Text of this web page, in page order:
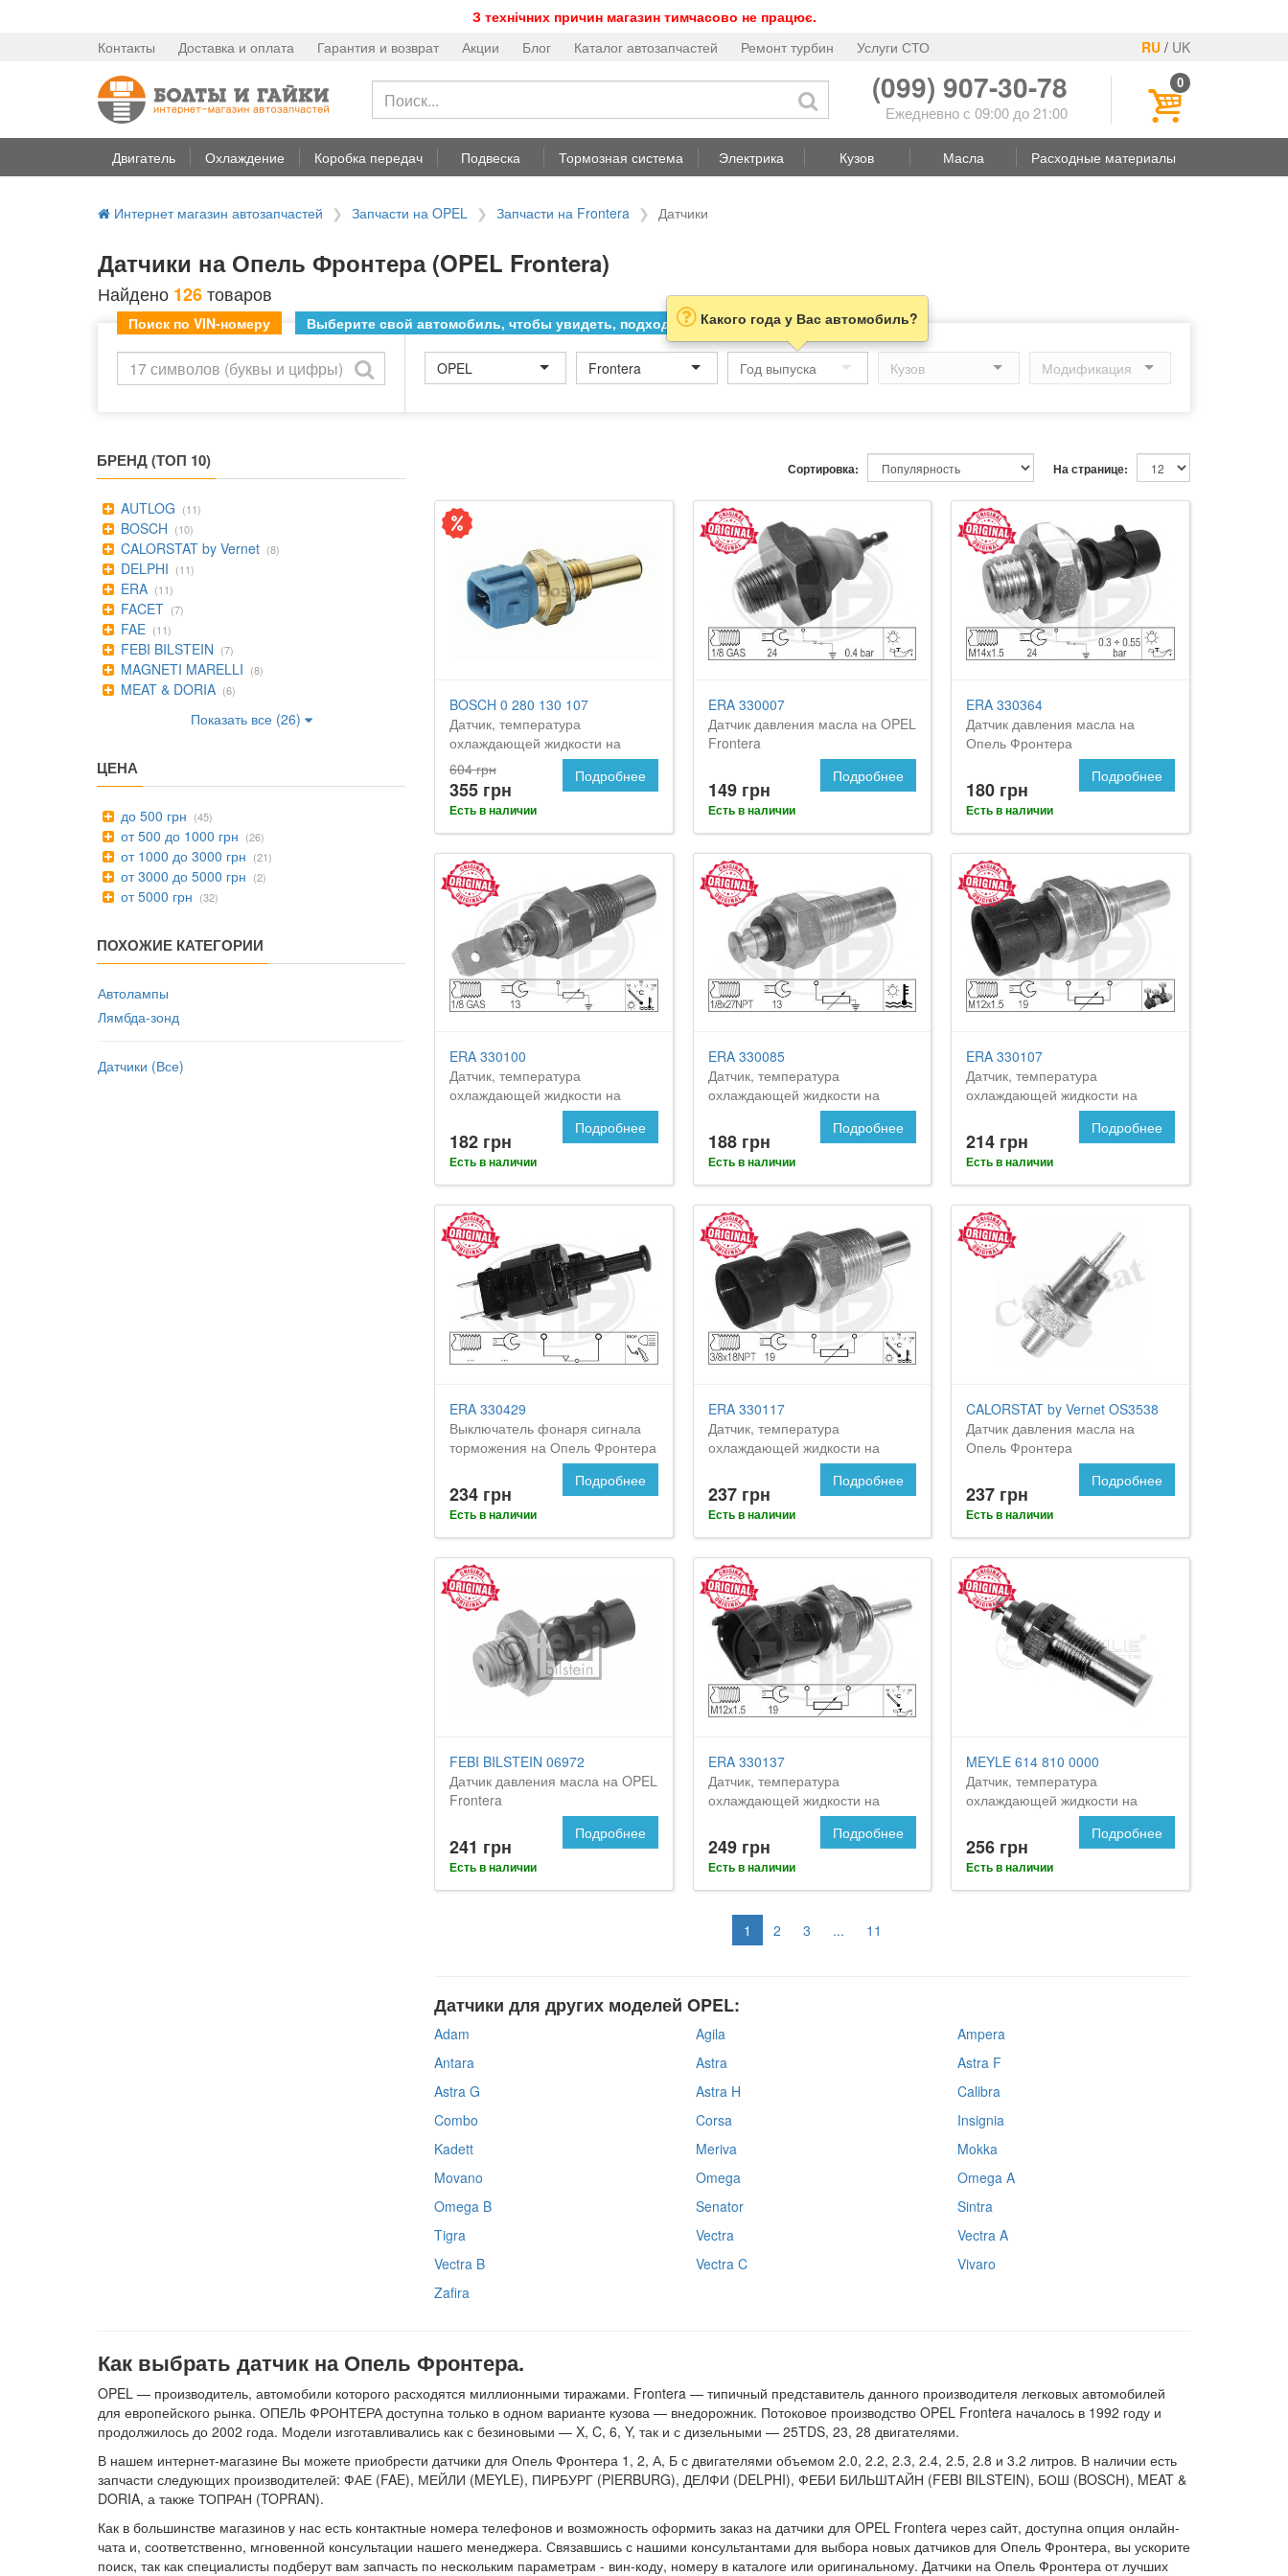
З технічних причин магазин тимчасово не працює.
RU / UK
Контакты Доставка и оплата Гарантия и возврат Акции Блог Каталог автозапчастей Ремонт турбин Услуги СТО
(099) 907-30-78
Ежедневно с 09:00 до 21:00
0
Двигатель Охлаждение Коробка передач Подвеска Тормозная система Электрика Кузов Масла Расходные материалы
Интернет магазин автозапчастей Запчасти на OPEL Запчасти на Frontera Датчики
Датчики на Опель Фронтера (OPEL Frontera)
Найдено 126товаров
Поиск по VIN-номеру Выберите свой автомобиль, чтобы увидеть, подходит ли товар к нему
OPEL Frontera
Какого года у Вас автомобиль?
БРЕНД (ТОП 10)
AUTLOG (11)
BOSCH (10)
CALORSTAT by Vernet (8)
DELPHI (11)
ERA (11)
FACET (7)
FAE (11)
FEBI BILSTEIN (7)
MAGNETI MARELLI (8)
MEAT & DORIA (6)
Показать все (26)
ЦЕНА
до 500 грн (45)
от 500 до 1000 грн (26)
от 1000 до 3000 грн (21)
от 3000 до 5000 грн (2)
от 5000 грн (32)
ПОХОЖИЕ КАТЕГОРИИ
Автолампы
Лямбда-зонд
Датчики (Все)
На странице:
Сортировка:
BOSCH 0 280 130 107
Датчик, температура
охлаждающей жидкости на
Опель Фронтера
604 грн
355 грн
Есть в наличии
Подробнее
ERA 330007
Датчик давления масла на OPEL
Frontera
149 грн
Есть в наличии
Подробнее
ERA 330364
Датчик давления масла на
Опель Фронтера
180 грн
Есть в наличии
Подробнее
ERA 330100
Датчик, температура
охлаждающей жидкости на
182 грн
Есть в наличии
Подробнее
ERA 330085
Датчик, температура
охлаждающей жидкости на
188 грн
Есть в наличии
Подробнее
ERA 330107
Датчик, температура
охлаждающей жидкости на
214 грн
Есть в наличии
Подробнее
ERA 330429
Выключатель фонаря сигнала
торможения на Опель Фронтера
234 грн
Есть в наличии
Подробнее
ERA 330117
Датчик, температура
охлаждающей жидкости на
237 грн
Есть в наличии
Подробнее
CALORSTAT by Vernet OS3538
Датчик давления масла на
Опель Фронтера
237 грн
Есть в наличии
Подробнее
FEBI BILSTEIN 06972
Датчик давления масла на OPEL
Frontera
241 грн
Есть в наличии
Подробнее
ERA 330137
Датчик, температура
охлаждающей жидкости на
249 грн
Есть в наличии
Подробнее
MEYLE 614 810 0000
Датчик, температура
охлаждающей жидкости на
256 грн
Есть в наличии
Подробнее
1 2 3 ... 11
Датчики для других моделей OPEL:
Adam Agila
Ampera
Antara
Astra
Astra F
Astra G
Astra H
Calibra
Combo
Corsa
Insignia
Kadett
Meriva
Mokka
Movano
Omega
Omega A
Omega B
Senator
Sintra
Tigra
Vectra
Vectra A
Vectra B
Vectra C
Vivaro
Zafira
Как выбрать датчик на Опель Фронтера.
OPEL — производитель, автомобили которого расходятся миллионными тиражами. Frontera — типичный представитель данного производителя легковых автомобилей
для европейского рынка. ОПЕЛЬ ФРОНТЕРА доступна только в одном варианте кузова — внедорожник. Потоковое производство OPEL Frontera началось в 1992 году и
продолжилось до 2002 года. Модели изготавливались как с безиновыми — X, C, 6, Y, так и с дизельными — 25TDS, 23, 28 двигателями.
В нашем интернет-магазине Вы можете приобрести датчики для Опель Фронтера 1, 2, А, Б с двигателями объемом 2.0, 2.2, 2.3, 2.4, 2.5, 2.8 и 3.2 литров. В наличии есть
запчасти следующих производителей: ФАЕ (FAE), МЕЙЛИ (MEYLE), ПИРБУРГ (PIERBURG), ДЕЛФИ (DELPHI), ФЕБИ БИЛЬШТАЙН (FEBI BILSTEIN), БОШ (BOSCH), MEAT &
DORIA, а также ТОПРАН (TOPRAN).
Как в большинстве магазинов у нас есть контактные номера телефонов и возможность оформить заказ на датчики для OPEL Frontera через сайт, доступна опция онлайн-
чата и, соответственно, мгновенной консультации нашего менеджера. Связавшись с нашими консультантами для выбора новых датчиков для Опель Фронтера, вы ускорите
поиск, так как специалисты подберут вам запчасть по нескольким параметрам - вин-коду, номеру в каталоге или оригинальному. Датчики на Опель Фронтера от лучших